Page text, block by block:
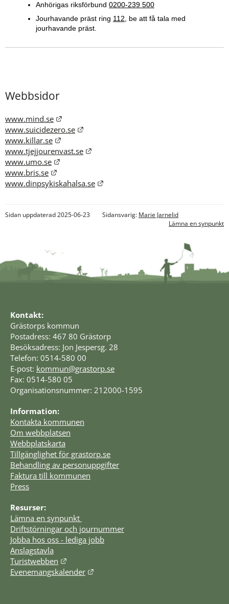
Anhörigas riksförbund 0200-239 500
Jourhavande präst ring 112 , be att få tala med
jourhavande präst.
Webbsidor
www.mind.se
Länk till annan webbplats.
www.suicidezero.se
Länk till annan webbplats.
www.killar.se
Länk till annan webbplats.
www.tjejjourenvast.se
Länk till annan webbplats.
www.umo.se
Länk till annan webbplats.
www.bris.se
Länk till annan webbplats.
www.dinpsykiskahalsa.se
Länk till annan webbplats.
Sidan uppdaterad 2025-06-23 Sidansvarig: Marie Jarnelid
Lämna en synpunkt
Kontakt:
Grästorps kommun
Postadress: 467 80 Grästorp
Besöksadress: Jon Jespersg. 28
Telefon: 0514-580 00
E-post: kommun@grastorp.se
Fax: 0514-580 05
Organisationsnummer: 212000-1595
Information:
Kontakta kommunen
Om webbplatsen
Webbplatskarta
Tillgänglighet för grastorp.se
Behandling av personuppgifter
Faktura till kommunen
Press
Resurser:
Lämna en synpunkt
Driftstörningar och journummer
Jobba hos oss - lediga jobb
Anslagstavla
Turistwebben
Länk till annan webbplats.
Evenemangskalender
Länk till annan webbplats.